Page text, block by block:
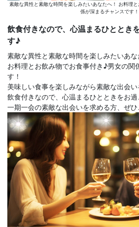
素敵な異性と素敵な時間を楽しみたいあなたへ！ お料理
係が深まるチャンスです！
飲食付きなので、心温まるひととき
す♪
素敵な異性と素敵な時間を楽しみたいあな
お料理とお飲み物でお食事付き♪男女の関
す！
美味しい食事を楽しみながら素敵な出会
飲食付きなので、心温まるひとときをお
一期一会の素敵な出会いを求める方、ぜひ